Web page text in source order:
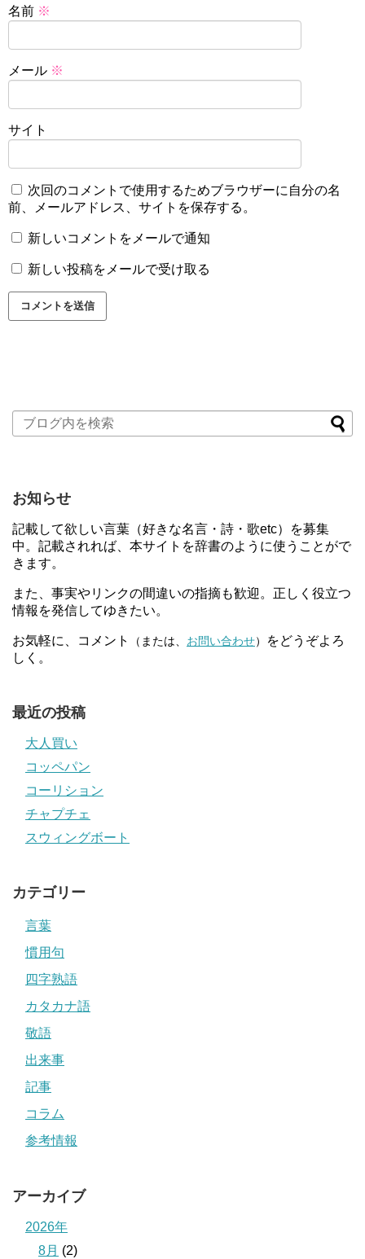
名前 ※
メール ※
サイト
次回のコメントで使用するためブラウザーに自分の名
前、メールアドレス、サイトを保存する。
新しいコメントをメールで通知
新しい投稿をメールで受け取る
お知らせ
記載して欲しい言葉（好きな名言・詩・歌etc）を募集
中。記載されれば、本サイトを辞書のように使うことがで
きます。
また、事実やリンクの間違いの指摘も歓迎。正しく役立つ
情報を発信してゆきたい。
お気軽に、コメント （または、 お問い合わせ）
をどうぞよろ
しく。
最近の投稿
大人買い
コッペパン
コーリション
チャプチェ
スウィングボート
カテゴリー
言葉
慣用句
四字熟語
カタカナ語
敬語
出来事
記事
コラム
参考情報
アーカイブ
2026年
8月 (2)